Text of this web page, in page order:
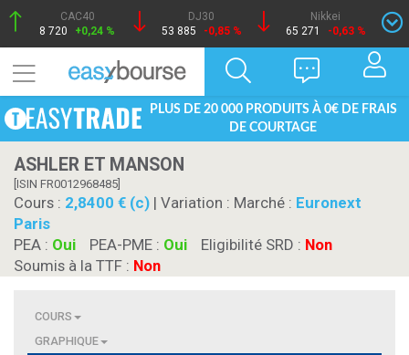
CAC40
8 720
+0,24 %
DJ30
53 885
-0,85 %
Nikkei
65 271
-0,63 %
PLUS DE 20 000 PRODUITS À 0€ DE FRAIS
DE COURTAGE
ASHLER ET MANSON
[ISIN FR0012968485]
Cours : 2,8400 € (c) | Variation : Marché : Euronext
Paris
PEA : Oui PEA-PME : Oui Eligibilité SRD : Non
Soumis à la TTF : Non
COURS
GRAPHIQUE